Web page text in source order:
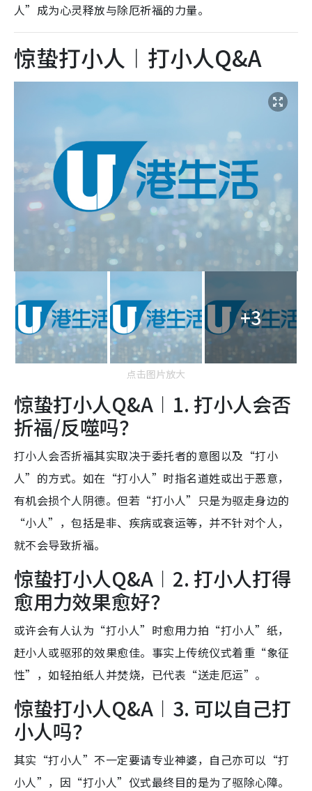
人”成为心灵释放与除厄祈福的力量。
惊蛰打小人︱打小人Q&A
+3
点击图片放大
惊蛰打小人Q&A︱1. 打小人会否
折福/反噬吗？
打小人会否折福其实取决于委托者的意图以及“打小
人”的方式。如在“打小人”时指名道姓或出于恶意，
有机会损个人阴德。但若“打小人”只是为驱走身边的
“小人”，包括是非、疾病或衰运等，并不针对个人，
就不会导致折福。
惊蛰打小人Q&A︱2. 打小人打得
愈用力效果愈好？
或许会有人认为“打小人”时愈用力拍“打小人”纸，
赶小人或驱邪的效果愈佳。事实上传统仪式着重“象征
性”，如轻拍纸人并焚烧，已代表“送走厄运”。
惊蛰打小人Q&A︱3. 可以自己打
小人吗？
其实“打小人”不一定要请专业神婆，自己亦可以“打
小人”，因“打小人”仪式最终目的是为了驱除心障。